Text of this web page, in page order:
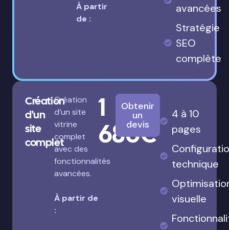
À partir
de :
avancées
Stratégie
SEO
complète
Création
d'un
site
complet
Création
d’un site
vitrine
complet
avec des
fonctionnalités
avancées.
À partir de
:
1
680€
Obtenir
un
devis
4 à 10
pages
technique
visuelle